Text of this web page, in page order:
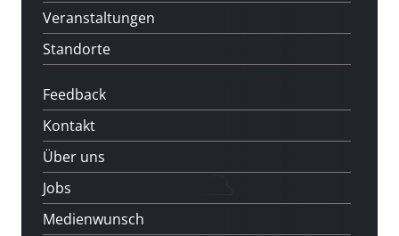
Veranstaltungen
Standorte
Feedback
Kontakt
Über uns
Jobs
Medienwunsch